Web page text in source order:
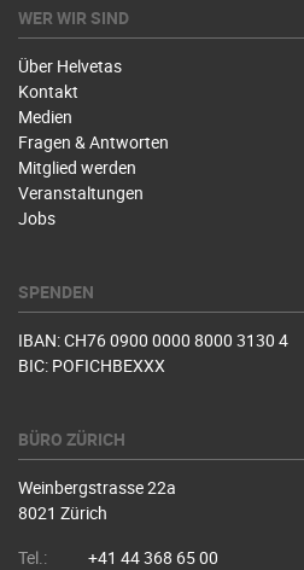
WER WIR SIND
Über Helvetas
Kontakt
Medien
Fragen & Antworten
Mitglied werden
Veranstaltungen
Jobs
SPENDEN
IBAN: CH76 0900 0000 8000 3130 4
BIC: POFICHBEXXX
BÜRO ZÜRICH
Weinbergstrasse 22a
8021 Zürich
Tel.:
+41 44 368 65 00